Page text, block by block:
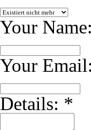
Your Name:
Your Email:
Details: *